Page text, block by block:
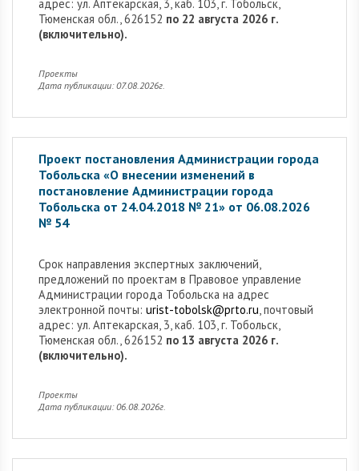
адрес: ул. Аптекарская, 3, каб. 103, г. Тобольск,
Тюменская обл., 626152 по 22 августа 2026 г.
(включительно).
Проекты
Дата публикации: 07.08.2026г.
Проект постановления Администрации города
Тобольска «О внесении изменений в
постановление Администрации города
Тобольска от 24.04.2018 № 21» от 06.08.2026
№ 54
Cрок направления экспертных заключений,
предложений по проектам в Правовое управление
Администрации города Тобольска на адрес
электронной почты: urist-tobolsk@prto.ru, почтовый
адрес: ул. Аптекарская, 3, каб. 103, г. Тобольск,
Тюменская обл., 626152 по 13 августа 2026 г.
(включительно).
Проекты
Дата публикации: 06.08.2026г.